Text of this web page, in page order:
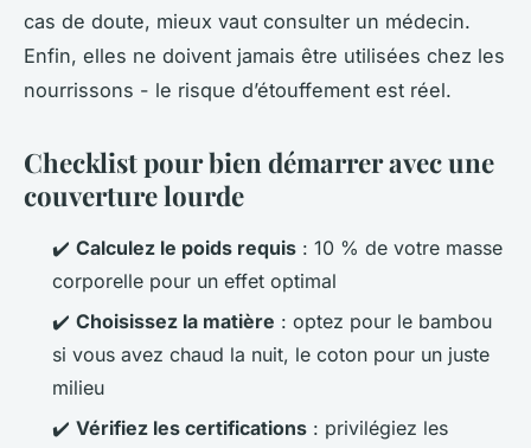
cas de doute, mieux vaut consulter un médecin.
Enfin, elles ne doivent jamais être utilisées chez les
nourrissons - le risque d’étouffement est réel.
Checklist pour bien démarrer avec une
couverture lourde
✔️ Calculez le poids requis : 10 % de votre masse
corporelle pour un effet optimal
✔️ Choisissez la matière : optez pour le bambou
si vous avez chaud la nuit, le coton pour un juste
milieu
✔️ Vérifiez les certifications : privilégiez les